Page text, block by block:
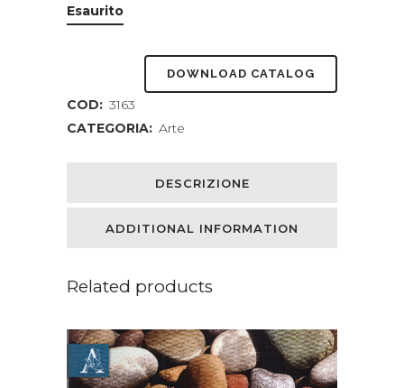
Esaurito
DOWNLOAD CATALOG
COD: 3163
CATEGORIA: Arte
DESCRIZIONE
ADDITIONAL INFORMATION
Related products